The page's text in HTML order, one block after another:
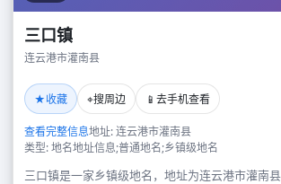
三口镇
连云港市灌南县
★收藏 ⌖搜周边 📱 去手机查看
查看完整信息地址: 连云港市灌南县
类型: 地名地址信息;普通地名;乡镇级地名
三口镇是一家乡镇级地名，地址为连云港市灌南县